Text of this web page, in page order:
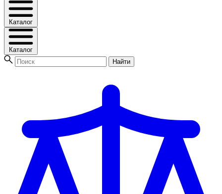
Каталог
Каталог
Найти